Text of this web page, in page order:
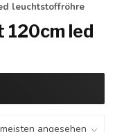
leuchtstoffröhre
led